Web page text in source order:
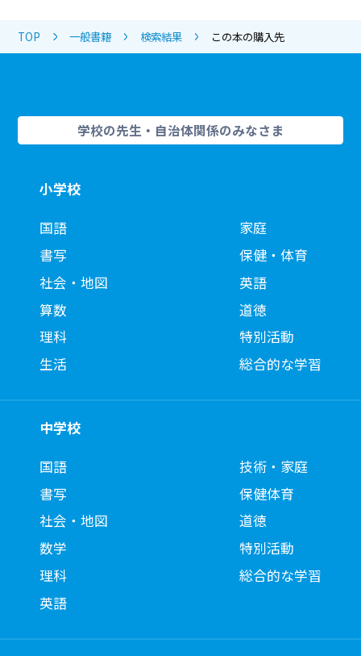
TOP 一般書籍 検索結果 この本の購入先
学校の先生・自治体関係のみなさま
小学校
国語
書写
社会・地図
算数
理科
生活
家庭
保健・体育
英語
道徳
特別活動
総合的な学習
中学校
国語
書写
社会・地図
数学
理科
英語
技術・家庭
保健体育
道徳
特別活動
総合的な学習